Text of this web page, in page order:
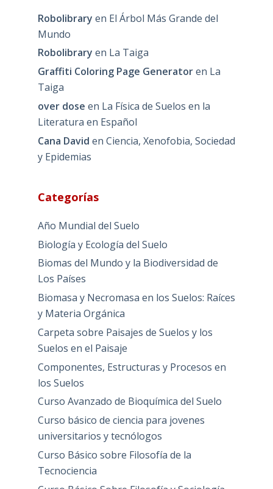
Robolibrary en El Árbol Más Grande del
Mundo
Robolibrary en La Taiga
Graffiti Coloring Page Generatoren La
Taiga
over dose en La Física de Suelos en la
Literatura en Español
Cana David en Ciencia, Xenofobia, Sociedad
y Epidemias
Categorías
Año Mundial del Suelo
Biología y Ecología del Suelo
Biomas del Mundo y la Biodiversidad de
Los Países
Biomasa y Necromasa en los Suelos: Raíces
y Materia Orgánica
Carpeta sobre Paisajes de Suelos y los
Suelos en el Paisaje
Componentes, Estructuras y Procesos en
los Suelos
Curso Avanzado de Bioquímica del Suelo
Curso básico de ciencia para jovenes
universitarios y tecnólogos
Curso Básico sobre Filosofía de la
Tecnociencia